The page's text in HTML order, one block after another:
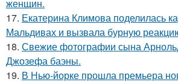
женщин.
17. Екатерина Климова поделилась
Мальдивах и вызвала бурную
18. Свежие фотографии сына
Джозефа баэны.
19. В Нью-йорке прошла премьера